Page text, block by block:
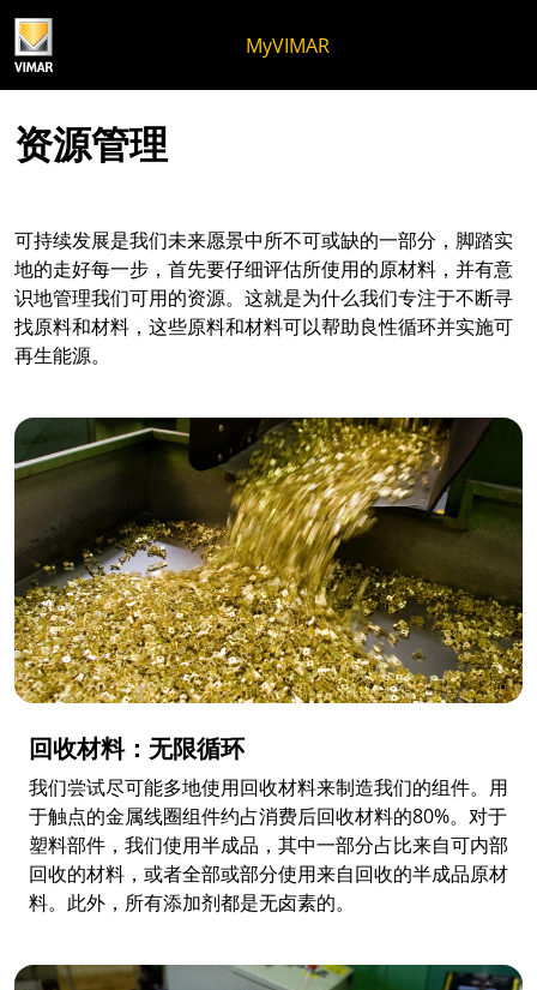
MyVIMAR
资源管理
可持续发展是我们未来愿景中所不可或缺的一部分，脚踏实
地的走好每一步，首先要仔细评估所使用的原材料，并有意
识地管理我们可用的资源。这就是为什么我们专注于不断寻
找原料和材料，这些原料和材料可以帮助良性循环并实施可
再生能源。
回收材料：无限循环
我们尝试尽可能多地使用回收材料来制造我们的组件。用
于触点的金属线圈组件约占消费后回收材料的80%。对于
塑料部件，我们使用半成品，其中一部分占比来自可内部
回收的材料，或者全部或部分使用来自回收的半成品原材
料。此外，所有添加剂都是无卤素的。